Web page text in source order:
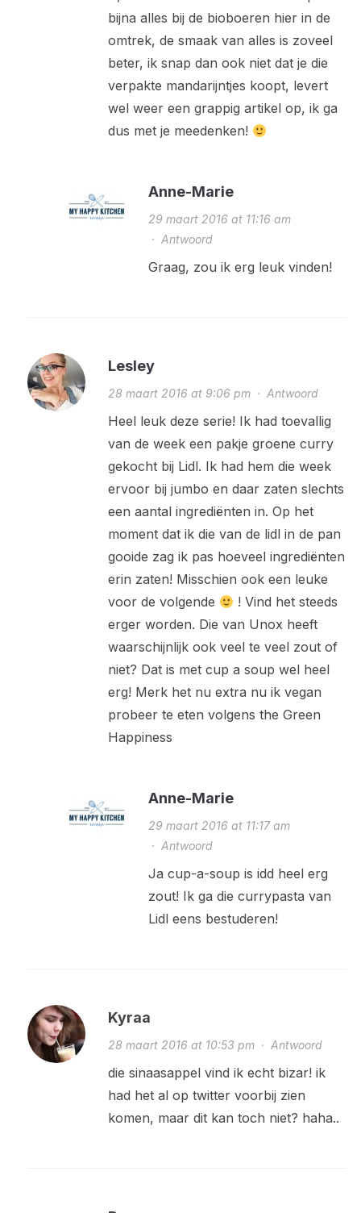
bijna alles bij de bioboeren hier in de
omtrek, de smaak van alles is zoveel
beter, ik snap dan ook niet dat je die
verpakte mandarijntjes koopt, levert
wel weer een grappig artikel op, ik ga
dus met je meedenken!
Anne-Marie
29 maart 2016 at 11:16 am
· Antwoord
Graag, zou ik erg leuk vinden!
Lesley
28 maart 2016 at 9:06 pm· Antwoord
Heel leuk deze serie! Ik had toevallig
van de week een pakje groene curry
gekocht bij Lidl. Ik had hem die week
ervoor bij jumbo en daar zaten slechts
een aantal ingrediënten in. Op het
moment dat ik die van de lidl in de pan
gooide zag ik pas hoeveel ingrediënten
erin zaten! Misschien ook een leuke
voor de volgende
! Vind het steeds
erger worden. Die van Unox heeft
waarschijnlijk ook veel te veel zout of
niet? Dat is met cup a soup wel heel
erg! Merk het nu extra nu ik vegan
probeer te eten volgens the Green
Happiness
Anne-Marie
29 maart 2016 at 11:17 am
· Antwoord
Ja cup-a-soup is idd heel erg
zout! Ik ga die currypasta van
Lidl eens bestuderen!
Kyraa
28 maart 2016 at 10:53 pm· Antwoord
die sinaasappel vind ik echt bizar! ik
had het al op twitter voorbij zien
komen, maar dit kan toch niet? haha..